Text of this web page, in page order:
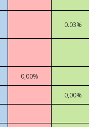
0.03%
0,00%
0,00%